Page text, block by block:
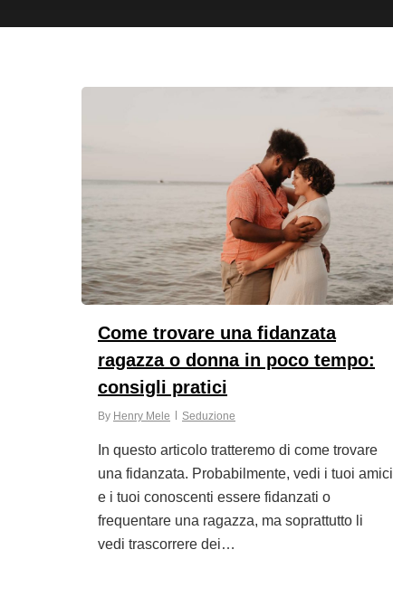
Come trovare una fidanzata
ragazza o donna in poco tempo:
consigli pratici
By Henry Mele Seduzione
In questo articolo tratteremo di come trovare
una fidanzata. Probabilmente, vedi i tuoi amici
e i tuoi conoscenti essere fidanzati o
frequentare una ragazza, ma soprattutto li
vedi trascorrere dei…